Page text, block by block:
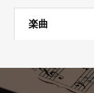
楽曲